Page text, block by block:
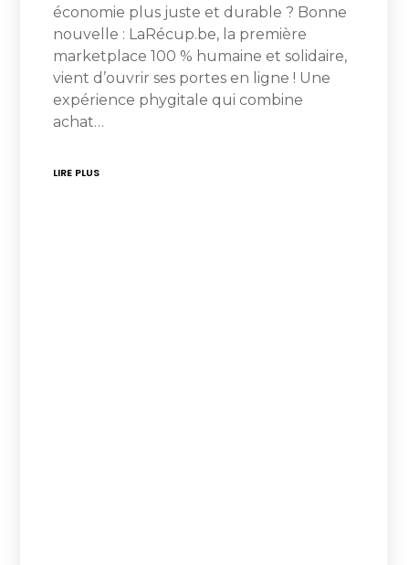
économie plus juste et durable ? Bonne
nouvelle : LaRécup.be, la première
marketplace 100 % humaine et solidaire,
vient d’ouvrir ses portes en ligne ! Une
expérience phygitale qui combine
achat…
LIRE PLUS